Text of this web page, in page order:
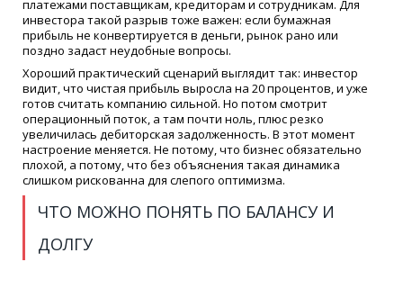
платежами поставщикам, кредиторам и сотрудникам. Для
инвестора такой разрыв тоже важен: если бумажная
прибыль не конвертируется в деньги, рынок рано или
поздно задаст неудобные вопросы.
Хороший практический сценарий выглядит так: инвестор
видит, что чистая прибыль выросла на 20 процентов, и уже
готов считать компанию сильной. Но потом смотрит
операционный поток, а там почти ноль, плюс резко
увеличилась дебиторская задолженность. В этот момент
настроение меняется. Не потому, что бизнес обязательно
плохой, а потому, что без объяснения такая динамика
слишком рискованна для слепого оптимизма.
ЧТО МОЖНО ПОНЯТЬ ПО БАЛАНСУ И
ДОЛГУ